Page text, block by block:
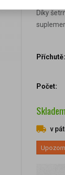
Díky
Příchutě:
Počet:
Skladem
v